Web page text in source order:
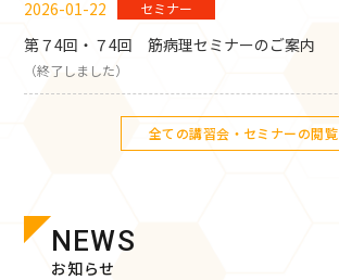
2026-01-22 セミナー
第７4回・７4回 筋病理セミナーのご案内
（終了しました）
全ての講習会・セミナーの閲覧
NEWS
お知らせ